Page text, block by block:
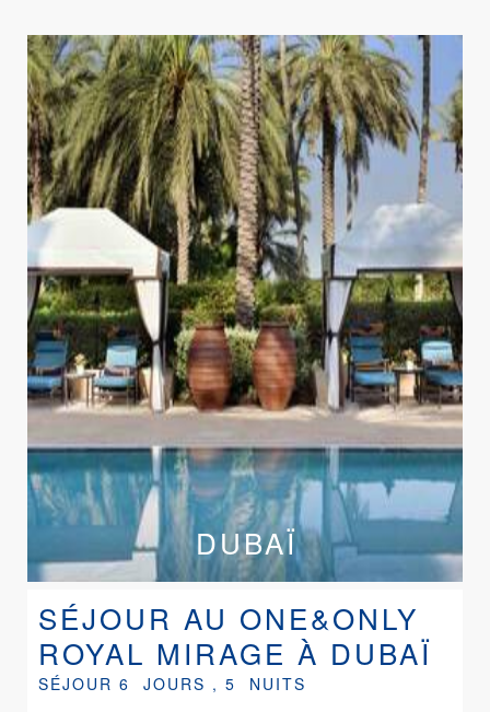
DUBAÏ
SÉJOUR AU ONE&ONLY
ROYAL MIRAGE À DUBAÏ
SÉJOUR 6 JOURS , 5 NUITS